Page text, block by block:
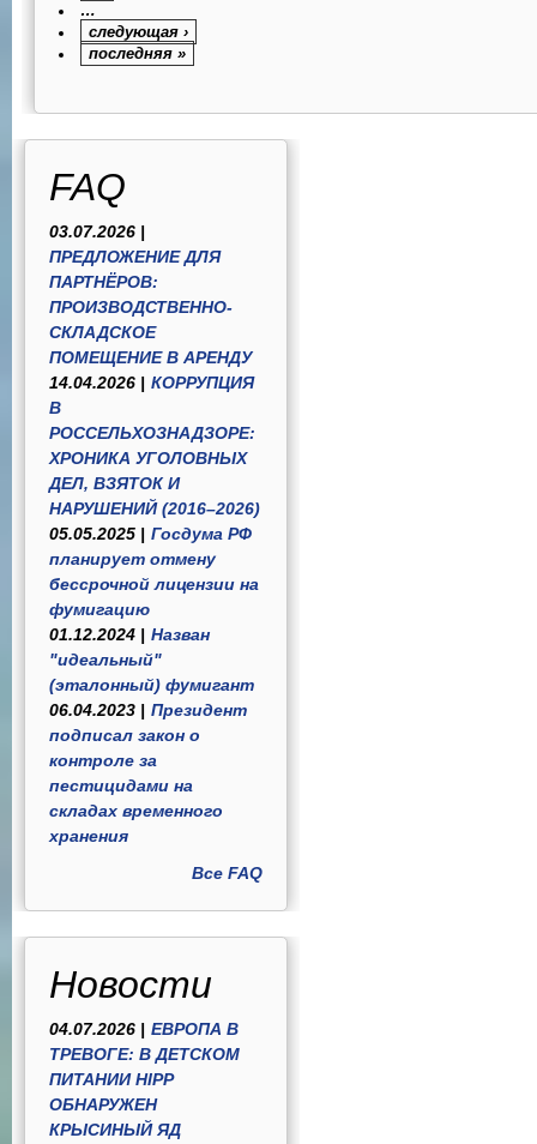
…
следующая ›
последняя »
FAQ
03.07.2026 |
ПРЕДЛОЖЕНИЕ ДЛЯ
ПАРТНЁРОВ:
ПРОИЗВОДСТВЕННО-
СКЛАДСКОЕ
ПОМЕЩЕНИЕ В АРЕНДУ
14.04.2026 | КОРРУПЦИЯ
В
РОССЕЛЬХОЗНАДЗОРЕ:
ХРОНИКА УГОЛОВНЫХ
ДЕЛ, ВЗЯТОК И
НАРУШЕНИЙ (2016–2026)
05.05.2025 | Госдума РФ
планирует отмену
бессрочной лицензии на
фумигацию
01.12.2024 | Назван
"идеальный"
(эталонный) фумигант
06.04.2023 | Президент
подписал закон о
контроле за
пестицидами на
складах временного
хранения
Все FAQ
Новости
04.07.2026 | ЕВРОПА В
ТРЕВОГЕ: В ДЕТСКОМ
ПИТАНИИ HIPP
ОБНАРУЖЕН
КРЫСИНЫЙ ЯД